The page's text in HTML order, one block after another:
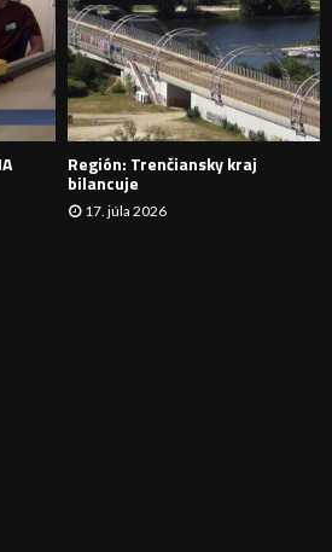
N
I
E
Región: Trenčiansky kraj
bilancuje
17. júla 2026